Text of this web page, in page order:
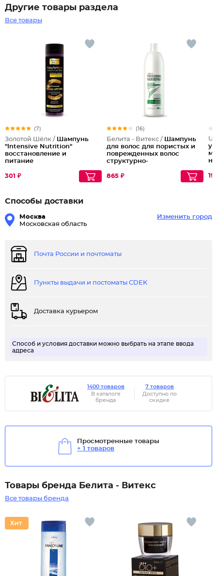
Другие товары раздела
Все товары
(7)
Золотой Шёлк / Шампунь
"Intensive Nutrition"
восстановление и
питание
301 ₽
(16)
Белита - Витекс / Шампунь
для волос для пористых и
поврежденных волос
структурно-
увлажняющий
865 ₽
Способы доставки
Москва
Московская область
Изменить город
Почта России и почтоматы
Пункты выдачи и постоматы CDEK
Доставка курьером
Способ и условия доставки можно выбрать на этапе ввода
адреса
1400 товаров
В каталоге
бренда
7 товаров
Доступно по
скидке
Просмотренные товары
+ 1 товаров
Товары бренда Белита - Витекс
Все товары бренда